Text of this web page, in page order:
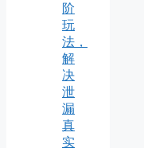
阶
玩
法，
解
决
泄
漏
真
实